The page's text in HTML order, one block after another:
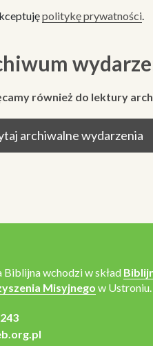
politykę prywatności
również do lektury
archiwalne wydarzenia
Biblijna wchodzi w skład
Misyjnego w Ustroniu.